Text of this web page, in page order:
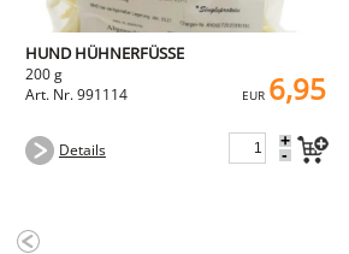
HUND HÜHNERFÜSSE
200 g
Art. Nr. 991114
EUR 6,95
Details +
-